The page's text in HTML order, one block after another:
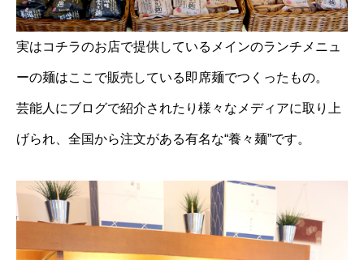
実はコチラのお店で提供しているメインのランチメニュ
ーの麺はここで販売している即席麺でつくったもの。
芸能人にブログで紹介されたり様々なメディアに取り上
げられ、全国から注文がある有名な“養々麺”です。